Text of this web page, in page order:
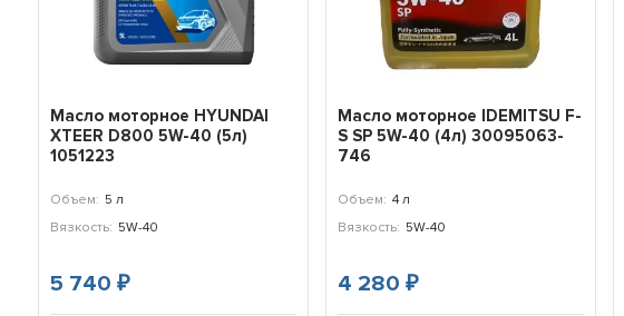
Масло моторное HYUNDAI
XTEER D800 5W-40 (5л)
1051223
Объем: 5 л
Вязкость: 5W-40
5 740₽
Масло моторное IDEMITSU F-
S SP 5W-40 (4л) 30095063-
746
Объем: 4 л
Вязкость: 5W-40
4 280₽